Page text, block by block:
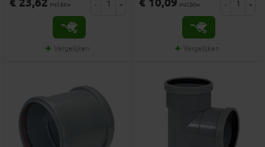
€ 23,62 incl.btw - +
Vergelijken
€ 10,09 incl.btw - +
Vergelijken